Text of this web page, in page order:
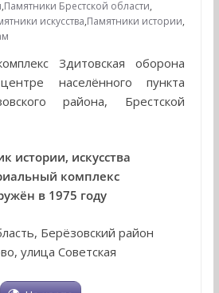
,Памятники Брестской области,
искусства,Памятники истории,
Здитовская оборона
населённого пункта
района, Брестской
истории, искусства
комплекс
в 1975 году
Берёзовский район
улица Советская